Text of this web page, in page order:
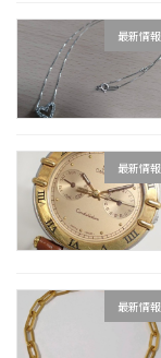
最新情報
最新情報
最新情報